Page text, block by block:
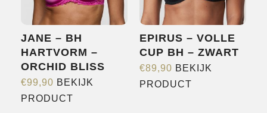
JANE – BH
HARTVORM –
ORCHID BLISS
€99,90 BEKIJK
PRODUCT
EPIRUS – VOLLE
CUP BH – ZWART
€89,90 BEKIJK
PRODUCT